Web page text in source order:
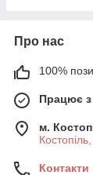
Про нас
100%
Працює з
м.
Контакти